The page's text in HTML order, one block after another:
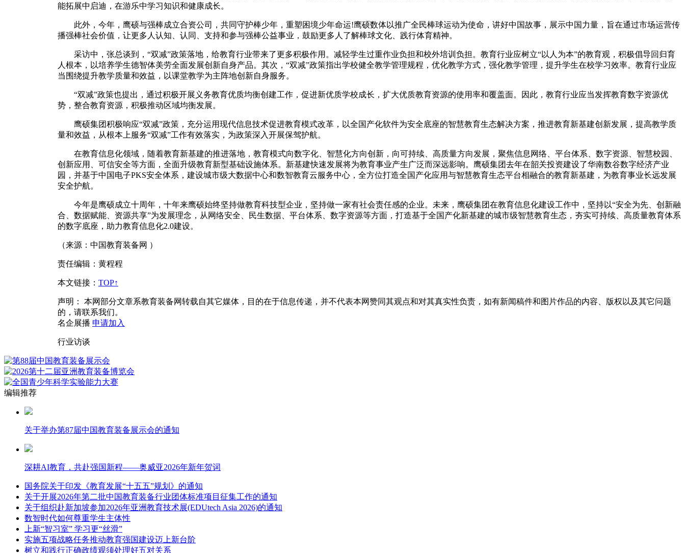
能拓展中启迪，在游乐中学习知识和健康成长。
此外，今年，鹰硕与强棒成立合资公司，共同守护棒少年，重塑困境少年命运!鹰硕数体以推广全民棒球运动为使命，讲好中国故事，展示中国力量，旨在通过市场运营传
播强棒社会价值，让更多人认知、认同、支持和参与强棒公益事业，鼓励更多人了解棒球文化、践行体育精神。
采访中，张总谈到，“双减”政策落地，给教育行业带来了更多积极作用。减轻学生过重作业负担和校外培训负担。教育行业应树立“以人为本”的教育观，积极倡导回归育
人根本，以培养学生德智体美劳全面发展创新自身产品。其次，“双减”政策指出学校健全教学管理规程，优化教学方式，强化教学管理，提升学生在校学习效率。教育行业应
当围绕提升教学质量和效益，以课堂教学为主阵地创新自身服务。
“双减”政策也提出，通过积极开展义务教育优质均衡创建工作，促进新优质学校成长，扩大优质教育资源的使用率和覆盖面。因此，教育行业应当发挥教育数字资源优
势，整合教育资源，积极推动区域均衡发展。
鹰硕集团积极响应“双减”政策，充分运用现代信息技术促进教育模式改革，以全国产化软件为安全底座的智慧教育生态解决方案，推进教育新基建创新发展，提高教学质
量和效益，从根本上服务“双减”工作有效落实，为政策深入开展保驾护航。
在教育信息化领域，随着教育新基建的推进落地，教育模式向数字化、智慧化方向创新，向可持续、高质量方向发展，聚焦信息网络、平台体系、数字资源、智慧校园、
创新应用、可信安全等方面，全面升级教育新型基础设施体系。新基建快速发展将为教育事业产生广泛而深远影响。鹰硕集团去年在韶关投资建设了华南数谷数字经济产业
园，并基于中国电子PKS安全体系，建设城市级大数据中心和数智教育云服务中心，全方位打造全国产化应用与智慧教育生态平台相融合的教育新基建，为教育事业长远发展
安全护航。
今年是鹰硕成立十周年，十年来鹰硕始终坚持做教育科技型企业，坚持做一家有社会责任感的企业。未来，鹰硕集团在教育信息化建设工作中，坚持以“安全为先、创新融
合、数据赋能、资源共享”为发展理念，从网络安全、民生数据、平台体系、数字资源等方面，打造基于全国产化新基建的城市级智慧教育生态，夯实可持续、高质量教育体系
的数字底座，助力教育信息化2.0建设。
（来源：中国教育装备网 ）
责任编辑：黄程程
本文链接 ： TOP↑
声明： 本网部分文章系教育装备网转载自其它媒体，目的在于信息传递，并不代表本网赞同其观点和对其真实性负责，如有新闻稿件和图片作品的内容、版权以及其它问题
的，请联系我们。
名企展播 申请加入
行业访谈
编辑推荐
关于举办第87届中国教育装备展示会的通知
深耕AI教育，共赴强国新程——奥威亚2026年新年贺词
国务院关于印发《教育发展“十五五”规划》的通知
关于开展2026年第二批中国教育装备行业团体标准项目征集工作的通知
关于组织赴新加坡参加2026年亚洲教育技术展(EDUtech Asia 2026)的通知
数智时代如何尊重学生主体性
上新“智习室” 学习更“丝滑”
实施五项战略任务推动教育强国建设迈上新台阶
树立和践行正确政绩观须处理好五对关系